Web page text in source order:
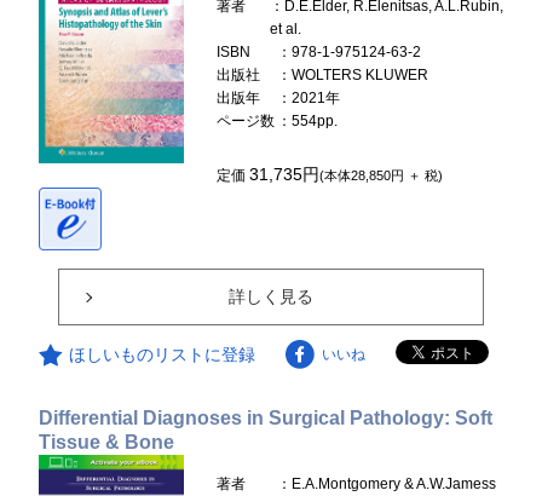
著者
：D.E.Elder, R.Elenitsas, A.L.Rubin,
et al.
ISBN
：978-1-975124-63-2
出版社
：WOLTERS KLUWER
出版年
：2021年
ページ数 ：554pp.
定価31,735円(本体28,850円 ＋ 税)
詳しく見る
ほしいものリストに登録 いいね
Differential Diagnoses in Surgical Pathology: Soft
Tissue & Bone
著者
：E.A.Montgomery & A.W.Jamess